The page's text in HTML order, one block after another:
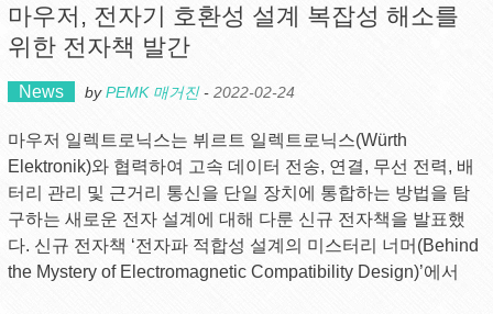
마우저, 전자기 호환성 설계 복잡성 해소를
위한 전자책 발간
News byPEMK 매거진- 2022-02-24
마우저 일렉트로닉스는 뷔르트 일렉트로닉스(Würth
Elektronik)와 협력하여 고속 데이터 전송, 연결, 무선 전력, 배
터리 관리 및 근거리 통신을 단일 장치에 통합하는 방법을 탐
구하는 새로운 전자 설계에 대해 다룬 신규 전자책을 발표했
다. 신규 전자책 ‘전자파 적합성 설계의 미스터리 너머(Behind
the Mystery of Electromagnetic Compatibility Design)’에서